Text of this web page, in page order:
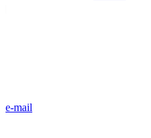
e-mail